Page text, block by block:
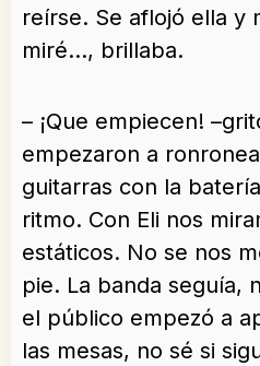
reírse. Se aflojó ella y
miré…, brillaba.
– ¡Que empiecen!
empezaron a
guitarras con la
ritmo. Con Eli nos
estáticos. No se nos
pie. La banda seguía,
el público empezó a
las mesas, no sé si